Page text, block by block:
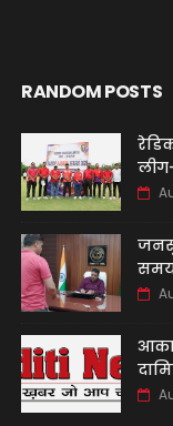
RANDOM POSTS